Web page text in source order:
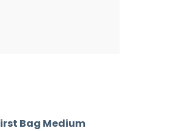
Bag Medium